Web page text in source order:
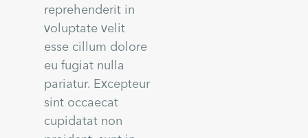
reprehenderit in
voluptate velit
esse cillum dolore
eu fugiat nulla
pariatur. Excepteur
sint occaecat
cupidatat non